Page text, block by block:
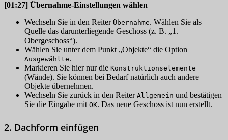
[01:27] Übernahme-Einstellungen wählen
Wechseln Sie in den Reiter Übernahme. Wählen Sie als
Quelle das darunterliegende Geschoss (z. B. „1.
Obergeschoss“).
Wählen Sie unter dem Punkt „Objekte“ die Option
Ausgewählte.
Markieren Sie hier nur die Konstruktionselemente
(Wände). Sie können bei Bedarf natürlich auch andere
Objekte übernehmen.
Wechseln Sie zurück in den Reiter Allgemein und bestätigen
Sie die Eingabe mit OK. Das neue Geschoss ist nun erstellt.
2. Dachform einfügen